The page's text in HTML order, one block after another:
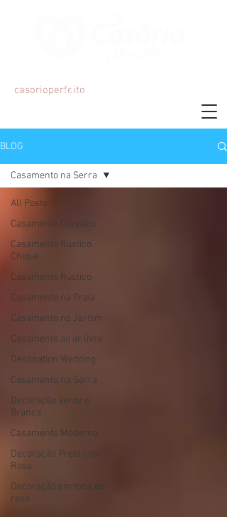
casorioperfeitoMariana Martins
BLOG
All Posts
Casamento Clássico
Casamento Rústico
Chique
Casamento Rústico
Casamento na Praia
Casamento no Jardim
Casamento ao ar livre
Destination Wedding
Casamento na Serra
Decoração Verde e
Branca
Casamento Moderno
Decoração Preto com
Rosa
Decoração em tons de
rosa
Casamento na Serra